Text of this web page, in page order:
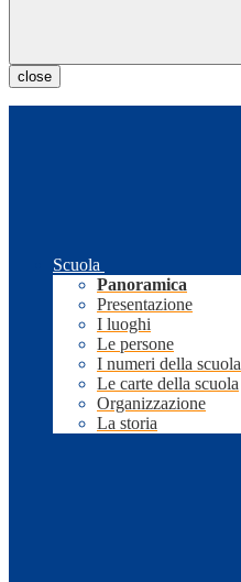
close
Scuola
Panoramica
Presentazione
I luoghi
Le persone
I numeri della scuola
Le carte della scuola
Organizzazione
La storia